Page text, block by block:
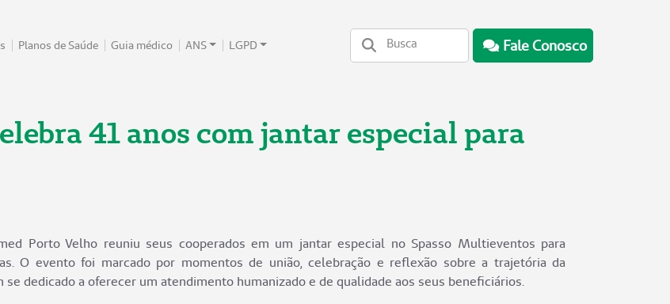
Planos de Saúde Guia médico ANS LGPD Fale Conosco
41 anos com jantar especial para
Porto Velho reuniu seus cooperados em um jantar especial no Spasso Multieventos para
O evento foi marcado por momentos de união, celebração e reflexão sobre a trajetória da
dedicado a oferecer um atendimento humanizado e de qualidade aos seus beneficiários.